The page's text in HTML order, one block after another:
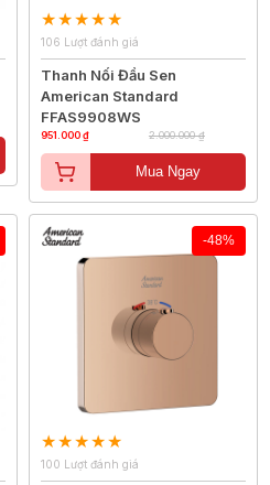
106 Lượt đánh giá
Thanh Nối Đầu Sen
American Standard
FFAS9908WS
951.000 ₫ 2.000.000 ₫
Mua Ngay
-48%
100 Lượt đánh giá